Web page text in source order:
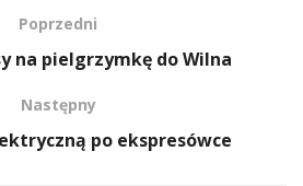
Poprzedni
na pielgrzymkę do Wilna
Następny
po ekspresówce